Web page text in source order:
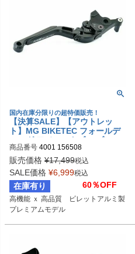
国内在庫分限りの超特価販売！
【決算SALE】【アウトレッ
ト】MG BIKETEC フォールデ
ィング アジャスタブル ブレー
キレバー ブラック DUCATI/KT
M/TRIUMPH
商品番号 4001 156508
販売価格 ¥17,499税込
SALE価格 ¥6,999税込
在庫有り 60％OFF
高機能 ｘ 高品質　ビレットアルミ製
プレミアムモデル